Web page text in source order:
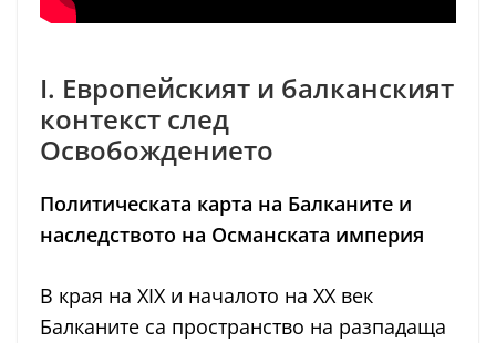
I. Европейският и балканският
контекст след
Освобождението
Политическата карта на Балканите и
наследството на Османската империя
В края на XIX и началото на XX век
Балканите са пространство на разпадаща